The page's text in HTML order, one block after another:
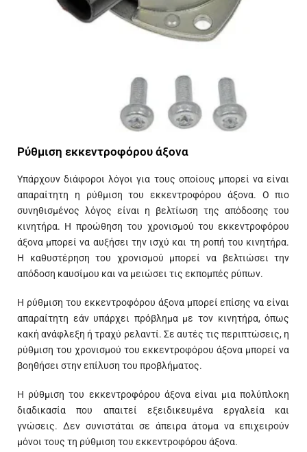
Ρύθμιση εκκεντροφόρου άξονα
Υπάρχουν διάφοροι λόγοι για τους οποίους μπορεί να είναι
απαραίτητη η ρύθμιση του εκκεντροφόρου άξονα. Ο πιο
συνηθισμένος λόγος είναι η βελτίωση της απόδοσης του
κινητήρα. Η προώθηση του χρονισμού του εκκεντροφόρου
άξονα μπορεί να αυξήσει την ισχύ και τη ροπή του κινητήρα.
Η καθυστέρηση του χρονισμού μπορεί να βελτιώσει την
απόδοση καυσίμου και να μειώσει τις εκπομπές ρύπων.
Η ρύθμιση του εκκεντροφόρου άξονα μπορεί επίσης να είναι
απαραίτητη εάν υπάρχει πρόβλημα με τον κινητήρα, όπως
κακή ανάφλεξη ή τραχύ ρελαντί. Σε αυτές τις περιπτώσεις, η
ρύθμιση του χρονισμού του εκκεντροφόρου άξονα μπορεί να
βοηθήσει στην επίλυση του προβλήματος.
Η ρύθμιση του εκκεντροφόρου άξονα είναι μια πολύπλοκη
διαδικασία που απαιτεί εξειδικευμένα εργαλεία και
γνώσεις. Δεν συνιστάται σε άπειρα άτομα να επιχειρούν
μόνοι τους τη ρύθμιση του εκκεντροφόρου άξονα.